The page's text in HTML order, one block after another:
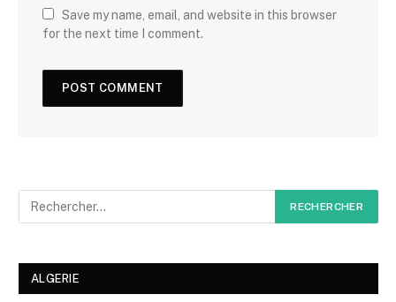
Save my name, email, and website in this browser
for the next time I comment.
ALGERIE